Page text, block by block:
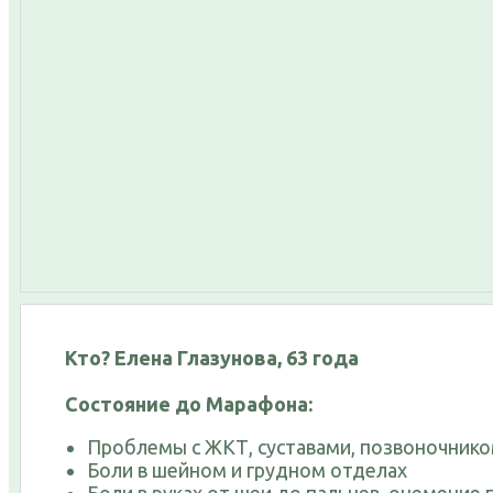
Кто? Елена Глазунова, 63 года
Состояние до Марафона:
Проблемы с ЖКТ, суставами,
Боли в шейном и грудном отделах